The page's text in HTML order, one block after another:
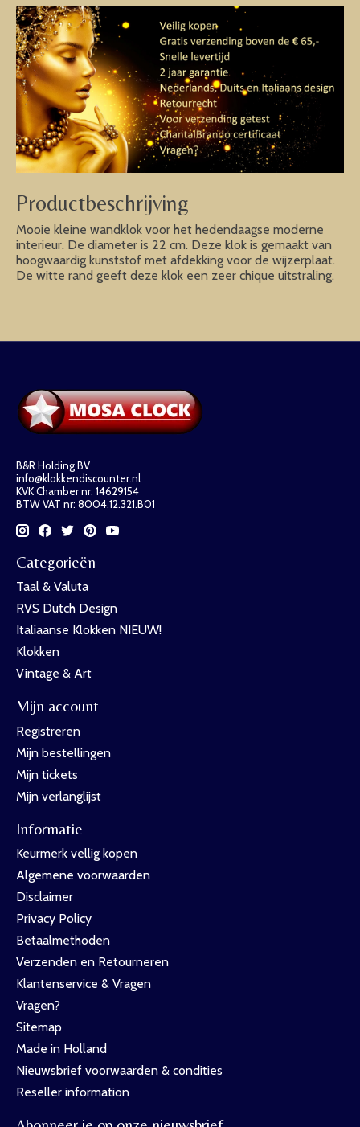
Productbeschrijving
Mooie kleine wandklok voor het hedendaagse moderne
interieur. De diameter is 22 cm. Deze klok is gemaakt van
hoogwaardig kunststof met afdekking voor de wijzerplaat.
De witte rand geeft deze klok een zeer chique uitstraling.
B&R Holding BV
info@klokkendiscounter.nl
KVK Chamber nr: 14629154
BTW VAT nr: 8004.12.321.B01
Categorieën
Taal & Valuta
RVS Dutch Design
Italiaanse Klokken NIEUW!
Klokken
Vintage & Art
Mijn account
Registreren
Mijn bestellingen
Mijn tickets
Mijn verlanglijst
Informatie
Keurmerk vellig kopen
Algemene voorwaarden
Disclaimer
Privacy Policy
Betaalmethoden
Verzenden en Retourneren
Klantenservice & Vragen
Vragen?
Sitemap
Made in Holland
Nieuwsbrief voorwaarden & condities
Reseller information